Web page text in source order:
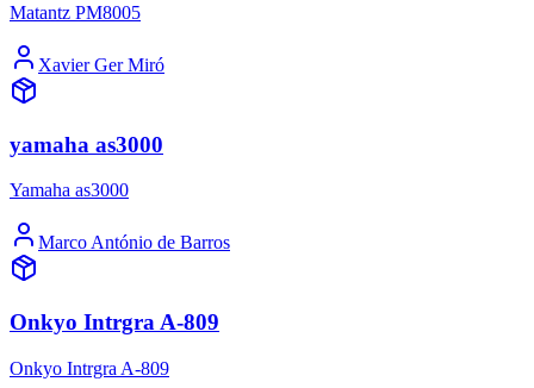
Matantz PM8005
Xavier Ger Miró
yamaha as3000
Yamaha as3000
Marco António de Barros
Onkyo Intrgra A-809
Onkyo Intrgra A-809